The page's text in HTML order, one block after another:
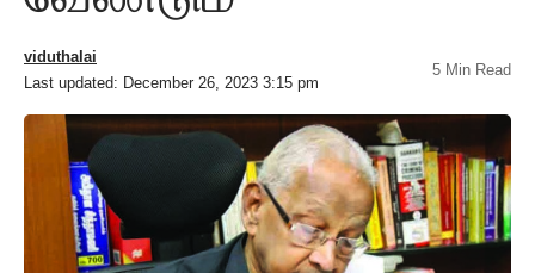
Last updated: December 26, 2023 3:15 pm
viduthalai
5 Min Read